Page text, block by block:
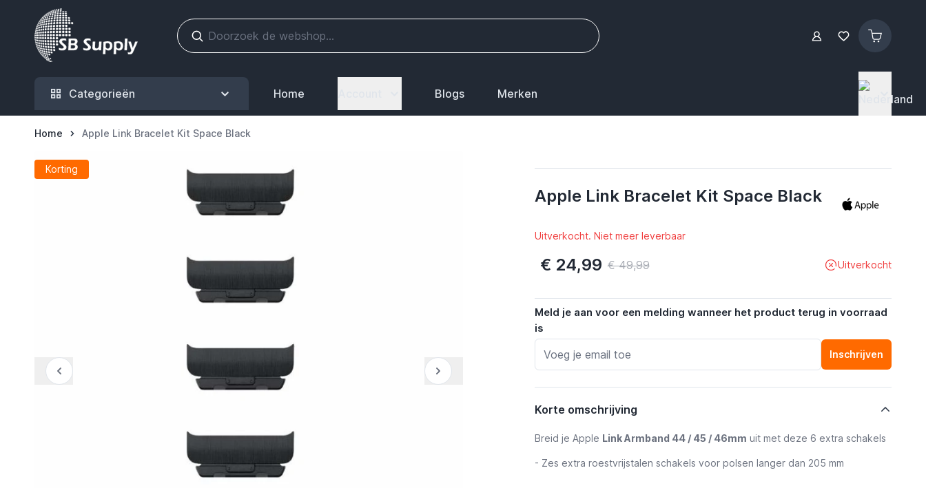
Ga naar de inhoud
Categorieën Home Blogs Merken
Home Apple Link Bracelet Kit Space Black
Korting
Apple Link Bracelet Kit Space Black
Uitverkocht. Niet meer leverbaar
€ 24,99 € 49,99 Uitverkocht
Meld je aan voor een melding wanneer het product terug in voorraad
is
Inschrijven
Korte omschrijving
Breid je Apple Link Armband 44 / 45 / 46mm uit met deze 6 extra schakels
- Zes extra roestvrijstalen schakels voor polsen langer dan 205 mm